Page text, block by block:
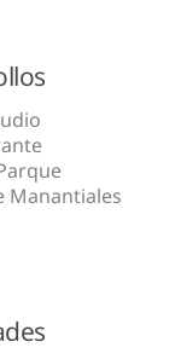
Manantiales